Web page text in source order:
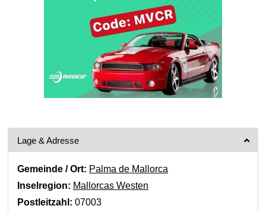
Lage & Adresse
Gemeinde / Ort: Palma de Mallorca
Inselregion: Mallorcas Westen
Postleitzahl: 07003